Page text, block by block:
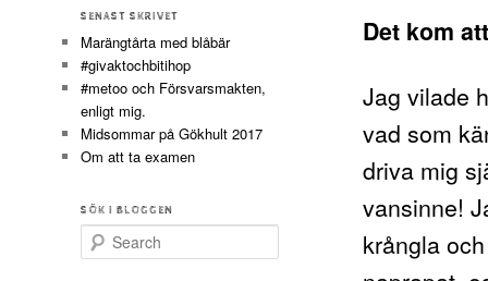
Det kom
Jag vilade
vad som
driva mig
vansinne!
krångla
SENAST SKRIVET
Marängtårta med blåbär
#givaktochbitihop
#metoo och Försvarsmakten,
enligt mig.
Midsommar på Gökhult 2017
Om att ta examen
SÖK I BLOGGEN
Search